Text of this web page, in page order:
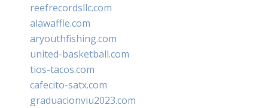
reefrecordsllc.com
alawaffle.com
aryouthfishing.com
united-basketball.com
tios-tacos.com
cafecito-satx.com
graduacionviu2023.com